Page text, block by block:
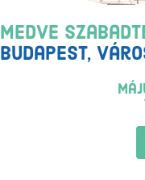
Medve
Budapest,